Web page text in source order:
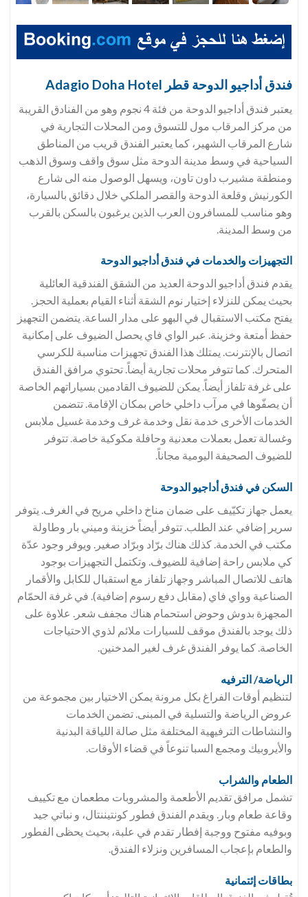
فندق أداجيو الدوحة قطر Adagio Doha Hotel
يعتبر فندق أداجيو الدوحة من فئة 4 نجوم وهو من الفنادق القريبة
من مركز المرقاب مول للتسوق ومن المحلات التجارية في
شارع المرقاب الشهير، كما يعتبر الفندق قريب من المناطق
السياحية في وسط مدينة الدوحة مثل سوق واقف وسوق الذهب
ومنطقة مشيرب داون تاون، ويسهل الوصول منه الى شارع
الكورنيش وقلعة الدوحة والقصر الملكي خلال دقائق بالسيارة،
وهو مناسب للمسافرون العرب الذين يرغبون بالسكن بالقرب
من وسط المدينة.
التجهيزات والخدمات في فندق أداجيو الدوحة
يقدم فندق أداجيو الدوحة العديد من الشقق الفندقية العائلية
بحيث يمكن للنزلاء إختيار نوم الشقة أثناء القيام بعملية الحجز.
يفتح مكتب الاستقبال في البهو على مدار الساعة. يتضمن التجهيز
حفظ أمتعة وخزينة. عبر الواي فاي يحصل الضيوف على إمكانية
اتصال بالإنترنت. يمتلك هذا الفندق تجهيزات مناسبة للكرسي
المتحرك. كما تتوفر محلات تجارية أيضاً. تحتوي مرافق الفندق
على غرفة تلفاز أيضاً. يمكن للضيوف القادمين بسياراتهم الخاصة
أن يصفّوها في مرآب داخلي خاص بمكان الإقامة. تتضمن
الخدمات الأخرى خدمة نقل وخدمة غرف وخدمة غسيل ملابس
وغسالة تعمل بعملات معدنية وحافلة مكوكية خاصة. تتوفر
للضيوف الصحيفة اليومية مجاناً.
السكن في فندق أداجيو الدوحة
يعمل جهاز تكيّيف على ضمان مناخ داخلي مريح في الغرف. يتوفر
سرير إضافي عند الطلب. تتوفر أيضاً خزينة وميني بار وطاولة
مكتب في الخدمة. كذلك هناك برّاد وبرّاد صغير. ويوفر وجود عدّة
كي ملابس راحة إضافية للضيوف. وتكتمل التجهيزات بوجود
هاتف للاتصال المباشر وجهاز تلفاز مع استقبال للكابل والأقمار
الصناعية وواي فاي (مقابل دفع رسوم إضافية). في غرفة الحمّام
المجهزة بدوش وحوض استحمام هناك مجفف شعر. علاوة على
ذلك يوجد بالفندق موقف للسيارات ملائم لذوي الاحتياجات
الخاصة. كما يوفر الفندق غرف لغير المدخنين.
الرياضة/ الترفيه
لتنظيم أوقات الفراغ بكل مرونة يمكن الاختيار بين مجموعة من
عروض الرياضة والتسلية في المبنى. تضمن الخدمات
والنشاطات الترفيهية المختلفة مثل صالة اللياقة البدنية
والأيروبيك ومجمع السبا تنوعاً في قضاء الأوقات.
الطعام والشراب
تشمل مرافق تقديم الأطعمة والمشروبات مطعمان مع تكييف
وقاعة طعام وبار. ويقدم الفندق فطور كونتيننتال، و نباتي جيد
وبوفيه مفتوح ووجبة إفطار تقدم في علبة، بحيث يحظى الفطور
والطعام بإعجاب المسافرين ونزلاء الفندق.
بطاقات إئتمانية